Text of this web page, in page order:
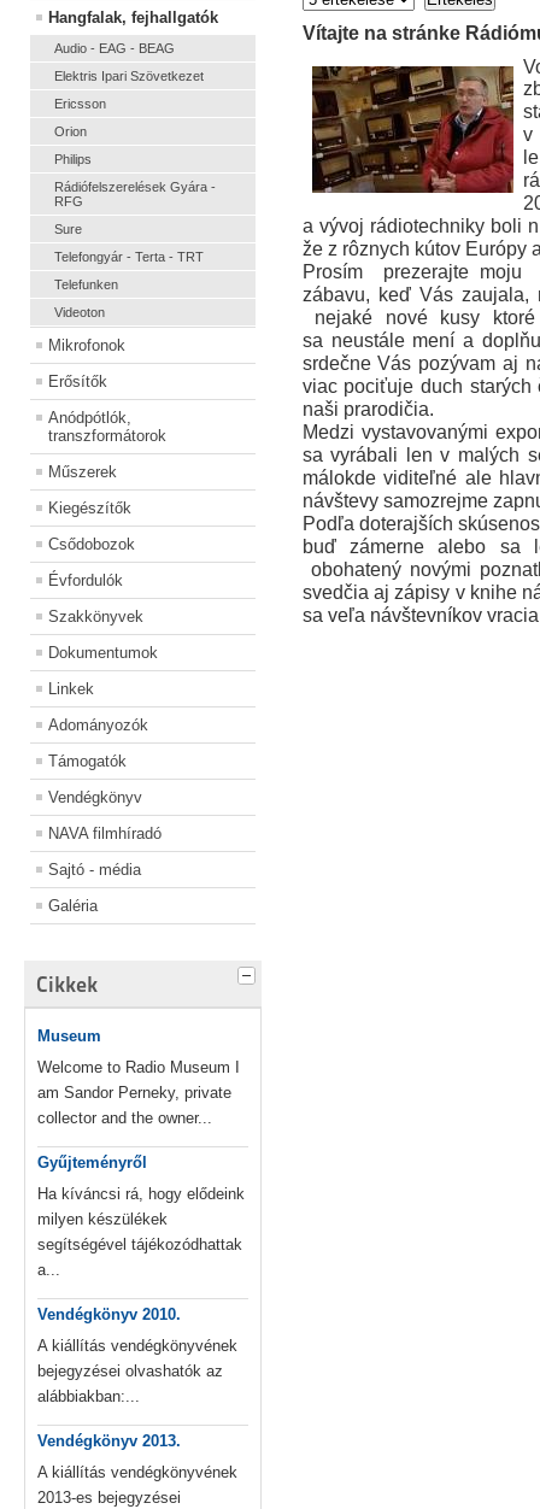
Hangfalak, fejhallgatók
Audio - EAG - BEAG
Elektris Ipari Szövetkezet
Ericsson
Orion
Philips
Rádiófelszerelések Gyára -
RFG
Sure
Telefongyár - Terta - TRT
Telefunken
Videoton
Mikrofonok
Erősítők
Anódpótlók,
transzformátorok
Műszerek
Kiegészítők
Csődobozok
Évfordulók
Szakkönyvek
Dokumentumok
Linkek
Adományozók
Támogatók
Vendégkönyv
NAVA filmhíradó
Sajtó - média
Galéria
Cikkek
Museum
Welcome to Radio Museum I
am Sandor Perneky, private
collector and the owner...
Gyűjteményről
Ha kíváncsi rá, hogy elődeink
milyen készülékek
segítségével tájékozódhattak
a...
Vendégkönyv 2010.
A kiállítás vendégkönyvének
bejegyzései olvashatók az
alábbiakban:...
Vendégkönyv 2013.
A kiállítás vendégkönyvének
2013-es bejegyzései
Vítajte na stránke
v
a vývoj rádiotechniky boli
že z rôznych kútov Európy
Prosím prezerajte moju
zábavu, keď Vás
nejaké nové kusy
sa neustále mení a
srdečne Vás pozývam aj
viac pociťuje duch
naši prarodičia.
Medzi vystavovanými
sa vyrábali len v malých
málokde viditeľné ale
návštevy samozrejme
Podľa doterajších
buď zámerne alebo sa
obohatený novými
svedčia aj zápisy v knihe
sa veľa návštevníkov